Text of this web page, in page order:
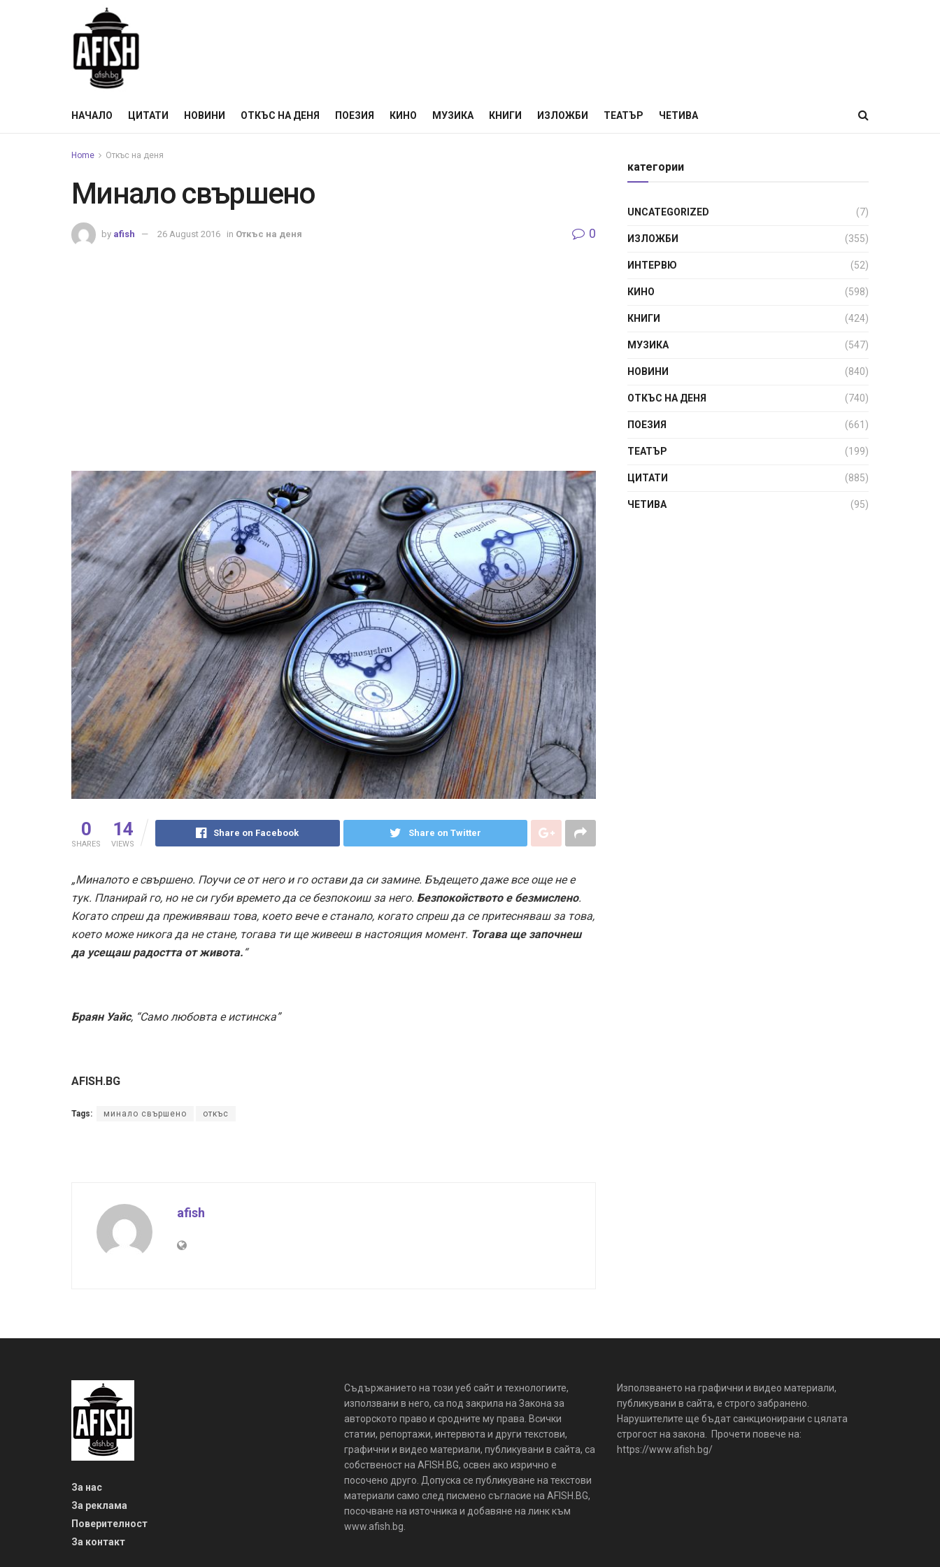
НАЧАЛО ЦИТАТИ НОВИНИ ОТКЪС НА ДЕНЯ ПОЕЗИЯ КИНО МУЗИКА КНИГИ ИЗЛОЖБИ ТЕАТЪР ЧЕТИВА
Home Откъс на деня
Минало свършено
by afish 26 August 2016 in Откъс на деня 0
0
SHARES
14
VIEWS
Share on Facebook Share on Twitter
„Миналото е свършено. Поучи се от него и го остави да си замине. Бъдещето даже все още не е
тук. Планирай го, но не си губи времето да се безпокоиш за него. Безпокойството е безмислено.
Когато спреш да преживяваш това, което вече е станало, когато спреш да се притесняваш за това,
което може никога да не стане, тогава ти ще живееш в настоящия момент. Тогава ще започнеш
да усещаш радостта от живота. “
Браян Уайс, “Само любовта е истинска”
AFISH.BG
Tags: минало свършено откъс
afish
категории
UNCATEGORIZED (7)
ИЗЛОЖБИ (355)
ИНТЕРВЮ (52)
КИНО (598)
КНИГИ (424)
МУЗИКА (547)
НОВИНИ (840)
ОТКЪС НА ДЕНЯ (740)
ПОЕЗИЯ (661)
ТЕАТЪР (199)
ЦИТАТИ (885)
ЧЕТИВА (95)
За нас
За реклама
Поверителност
За контакт
Съдържанието на този уеб сайт и технологиите,
използвани в него, са под закрила на Закона за
авторското право и сродните му права. Всички
статии, репортажи, интервюта и други текстови,
графични и видео материали, публикувани в сайта, са
собственост на AFISH.BG, освен ако изрично е
посочено друго. Допуска се публикуване на текстови
материали само след писмено съгласие на AFISH.BG,
посочване на източника и добавяне на линк към
www.afish.bg.
Използването на графични и видео материали,
публикувани в сайта, е строго забранено.
Нарушителите ще бъдат санкционирани с цялата
строгост на закона. Прочети повече на:
https://www.afish.bg/